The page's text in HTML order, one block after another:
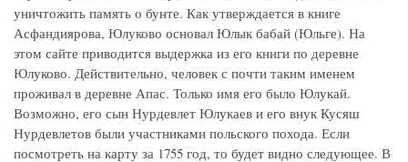
уничтожить память о бунте. Как утверждается в книге
Асфандиярова, Юлуково основал Юлык бабай (Юльге). На
этом сайте приводится выдержка из его книги по деревне
Юлуково. Действительно, человек с почти таким именем
проживал в деревне Апас. Только имя его было Юлукай.
Возможно, его сын Нурдевлет Юлукаев и его внук Кусяш
Нурдевлетов были участниками польского похода. Если
посмотреть на карту за 1755 год, то будет видно следующее. В